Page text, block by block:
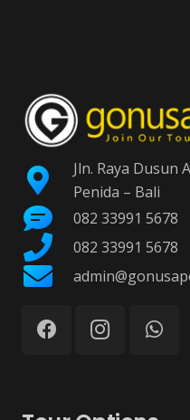
Jln. Raya Dusun
Penida – Bali
082 33991 5678
082 33991 5678